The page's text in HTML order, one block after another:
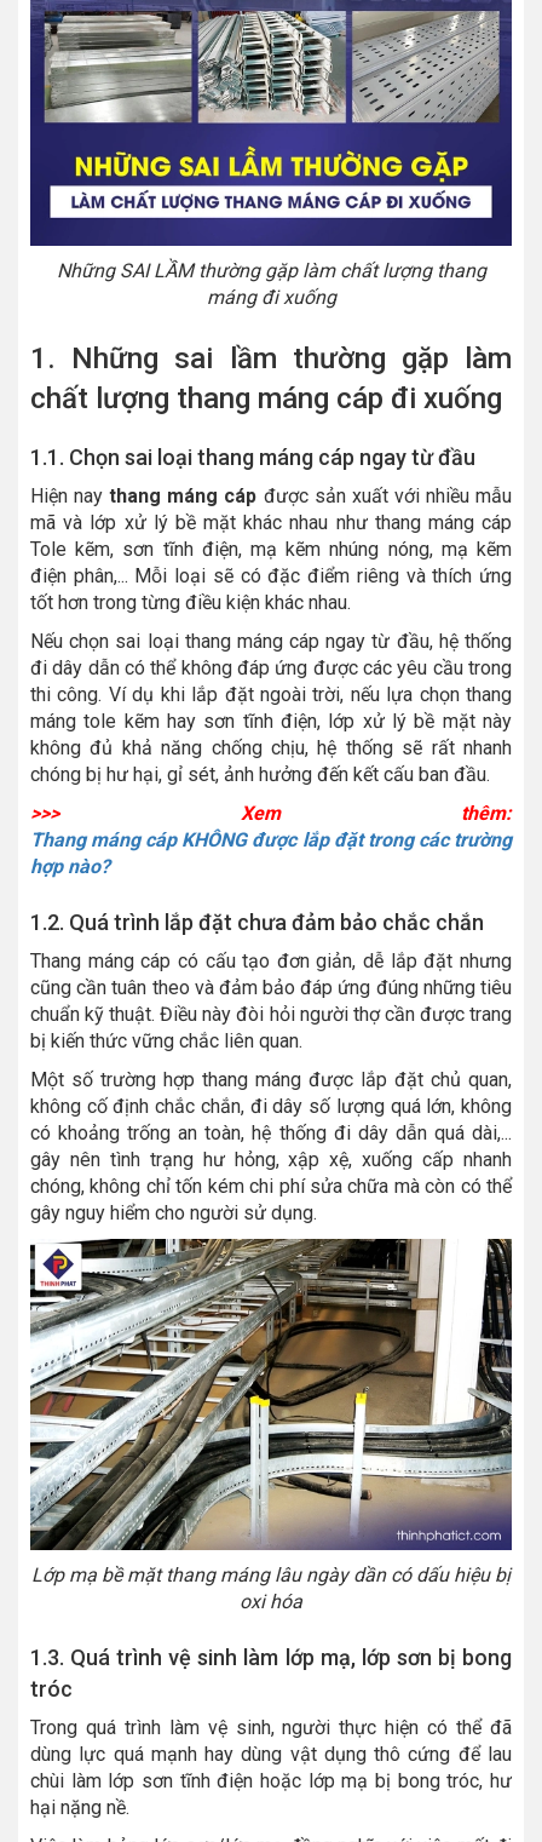
Những SAI LẦM thường gặp làm chất lượng thang
máng đi xuống
1. Những sai lầm thường gặp làm
chất lượng thang máng cáp đi xuống
1.1. Chọn sai loại thang máng cáp ngay từ đầu
Hiện nay thang máng cáp được sản xuất với nhiều mẫu
mã và lớp xử lý bề mặt khác nhau như thang máng cáp
Tole kẽm, sơn tĩnh điện, mạ kẽm nhúng nóng, mạ kẽm
điện phân,... Mỗi loại sẽ có đặc điểm riêng và thích ứng
tốt hơn trong từng điều kiện khác nhau.
Nếu chọn sai loại thang máng cáp ngay từ đầu, hệ thống
đi dây dẫn có thể không đáp ứng được các yêu cầu trong
thi công. Ví dụ khi lắp đặt ngoài trời, nếu lựa chọn thang
máng tole kẽm hay sơn tĩnh điện, lớp xử lý bề mặt này
không đủ khả năng chống chịu, hệ thống sẽ rất nhanh
chóng bị hư hại, gỉ sét, ảnh hưởng đến kết cấu ban đầu.
>>> Xem thêm:
Thang máng cáp KHÔNG được lắp đặt trong các trường
hợp nào?
1.2. Quá trình lắp đặt chưa đảm bảo chắc chắn
Thang máng cáp có cấu tạo đơn giản, dễ lắp đặt nhưng
cũng cần tuân theo và đảm bảo đáp ứng đúng những tiêu
chuẩn kỹ thuật. Điều này đòi hỏi người thợ cần được trang
bị kiến thức vững chắc liên quan.
Một số trường hợp thang máng được lắp đặt chủ quan,
không cố định chắc chắn, đi dây số lượng quá lớn, không
có khoảng trống an toàn, hệ thống đi dây dẫn quá dài,...
gây nên tình trạng hư hỏng, xập xệ, xuống cấp nhanh
chóng, không chỉ tốn kém chi phí sửa chữa mà còn có thể
gây nguy hiểm cho người sử dụng.
Lớp mạ bề mặt thang máng lâu ngày dần có dấu hiệu bị
oxi hóa
1.3. Quá trình vệ sinh làm lớp mạ, lớp sơn bị bong
tróc
Trong quá trình làm vệ sinh, người thực hiện có thể đã
dùng lực quá mạnh hay dùng vật dụng thô cứng để lau
chùi làm lớp sơn tĩnh điện hoặc lớp mạ bị bong tróc, hư
hại nặng nề.